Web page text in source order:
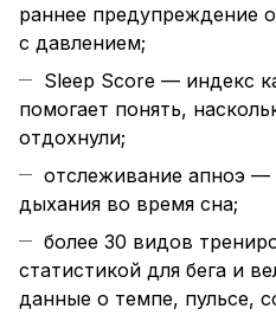
раннее предупреждение
с давлением;
Sleep Score — индекс
помогает понять,
отдохнули;
отслеживание апноэ
дыхания во время сна;
более 30 видов
статистикой для бега и
данные о темпе, пульсе,